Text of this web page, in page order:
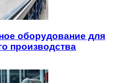
оборудование для
производства